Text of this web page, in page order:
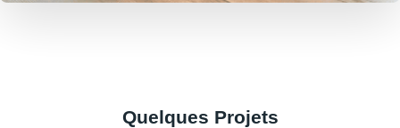
Quelques Projets